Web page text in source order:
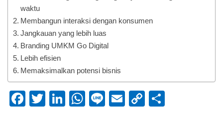
waktu
Membangun interaksi dengan konsumen
Jangkauan yang lebih luas
Branding UMKM Go Digital
Lebih efisien
Memaksimalkan potensi bisnis
Facebook
TwitterLinkedIn
WhatsApp
LineEmailCopy